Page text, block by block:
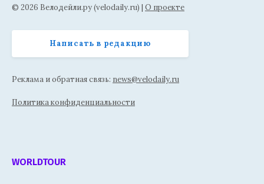
© 2026 Велодейли.ру (velodaily.ru) | О проекте
Написать в редакцию
Реклама и обратная связь: news@velodaily.ru
Политика конфиденциальности
WORLDTOUR